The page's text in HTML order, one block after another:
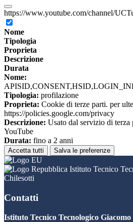
https://www.youtube.com/channel/
Nome
Tipologia
Proprieta
Descrizione
Durata
Nome:
Tipologia: profilazione
Proprieta: Cookie di terze parti. per
https://policies.google.com/privacy
Descrizione: Usato dal servizio di terza
YouTube
Durata: fino a 2 anni
Accetta tutti Salva le preferenze
Istituto Tecnico
Chilesotti
Contatti
Istituto Tecnico Tecnologico